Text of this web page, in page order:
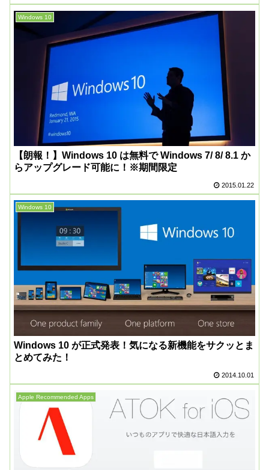
Windows 10
【朗報！】Windows 10 は無料で Windows 7/ 8/ 8.1 か
らアップグレード可能に！※期間限定
2015.01.22
Windows 10
Windows 10 が正式発表！気になる新機能をサクッとま
とめてみた！
2014.10.01
Apple Recommended Apps